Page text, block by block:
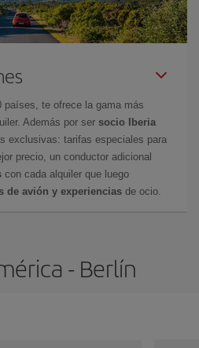
países, te ofrece la gama más
Además por ser socio Iberia
exclusivas: tarifas especiales para
precio, un conductor adicional
con cada alquiler que luego
de avión y experiencias de ocio.
- Berlín